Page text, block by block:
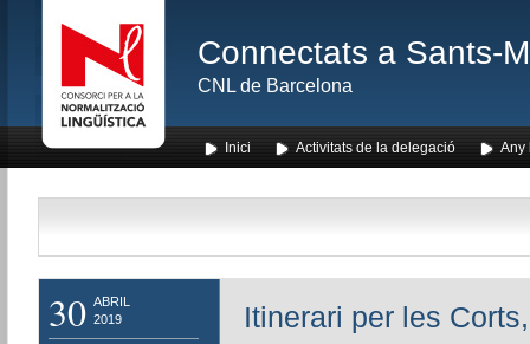
Connectats a Sants-
CNL de Barcelona
Inici Activitats de la delegació Any
30 ABRIL
2019
Itinerari per les